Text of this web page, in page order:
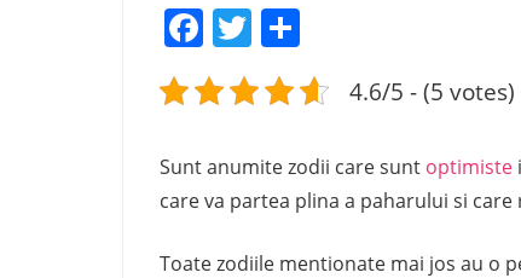
Facebook
Twitter
4.6/5 - (5 votes)
Sunt anumite zodii care sunt optimiste
care va partea plina a paharului si
Toate zodiile mentionate mai jos au o